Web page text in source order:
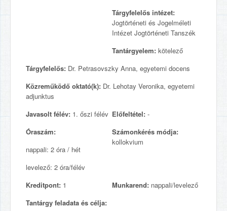
Tárgyfelelős intézet:
Jogtörténeti és Jogelméleti
Intézet Jogtörténeti Tanszék
Tantárgyelem: kötelező
Tárgyfelelős: Dr. Petrasovszky Anna, egyetemi docens
Közreműködő oktató(k): Dr. Lehotay Veronika, egyetemi
adjunktus
Javasolt félév: 1. őszi félév Előfeltétel: -
Óraszám:
nappali: 2 óra / hét
levelező: 2 óra/félév
Számonkérés módja:
kollokvium
Kreditpont: 1 Munkarend: nappali/levelező
Tantárgy feladata és célja: